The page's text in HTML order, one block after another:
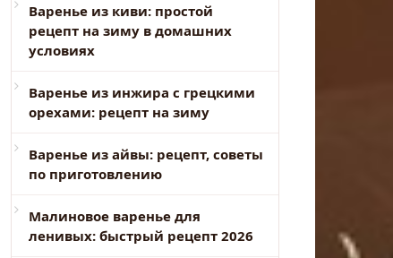
Варенье из киви: простой
рецепт на зиму в домашних
условиях
Варенье из инжира с грецкими
орехами: рецепт на зиму
Варенье из айвы: рецепт, советы
по приготовлению
Малиновое варенье для
ленивых: быстрый рецепт 2026